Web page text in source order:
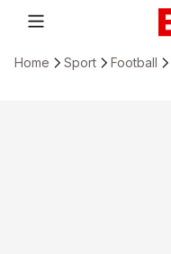
Home Sport Football